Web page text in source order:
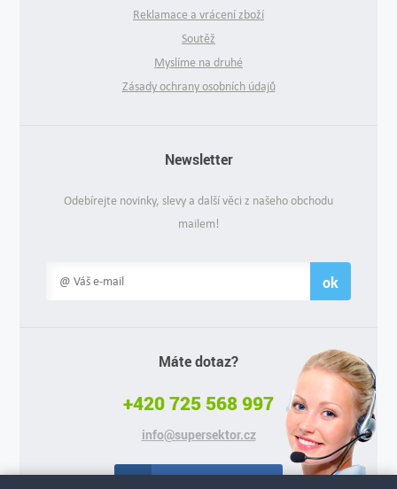
Reklamace a vrácení zboží
Soutěž
Myslíme na druhé
Zásady ochrany osobních údajů
Newsletter
Odebírejte novinky, slevy a další věci z našeho obchodu
mailem!
ok
Máte dotaz?
+420 725 568 997
info@supersektor.cz